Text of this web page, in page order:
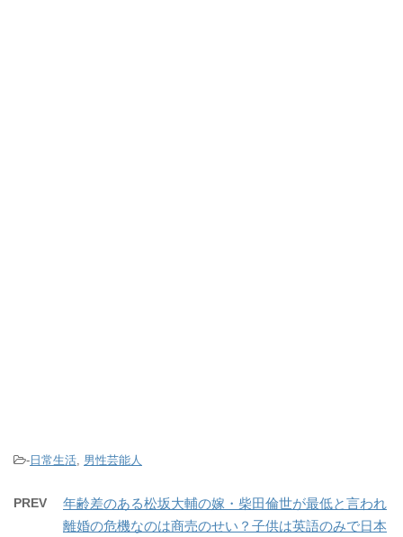
-日常生活 男性芸能人
PREV
年齢差のある松坂大輔の嫁・柴田倫世が最低と言われ
離婚の危機なのは商売のせい？子供は英語のみで日本